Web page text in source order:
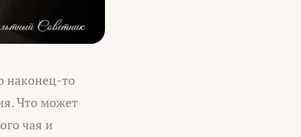
наконец-то
Что может
чая и